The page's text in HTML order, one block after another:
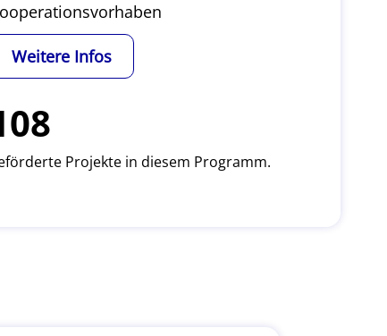
Weitere Infos
Projekte in diesem Programm.